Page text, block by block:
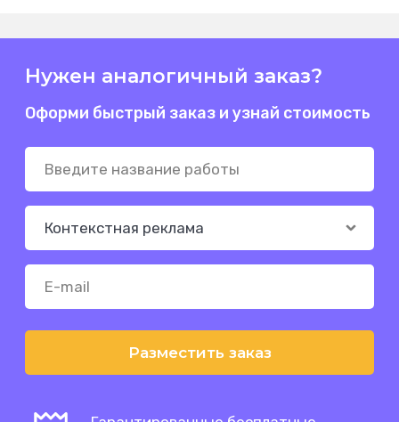
Нужен аналогичный заказ?
Оформи быстрый заказ и узнай стоимость
Разместить заказ